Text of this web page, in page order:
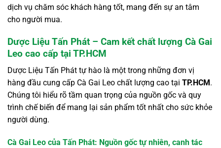
dịch vụ chăm sóc khách hàng tốt, mang đến sự an tâm
cho người mua.
Dược Liệu Tấn Phát – Cam kết chất lượng Cà Gai
Leo cao cấp tại TP.HCM
Dược Liệu Tấn Phát tự hào là một trong những đơn vị
hàng đầu cung cấp Cà Gai Leo chất lượng cao tại TP.HCM .
Chúng tôi hiểu rõ tầm quan trọng của nguồn gốc và quy
trình chế biến để mang lại sản phẩm tốt nhất cho sức khỏe
người dùng.
Cà Gai Leo của Tấn Phát: Nguồn gốc tự nhiên, canh tác